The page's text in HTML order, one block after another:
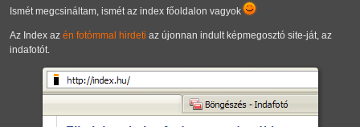
Ismét megcsináltam, ismét az index főoldalon vagyok
Az Index az én fotómmal hirdeti az újonnan indult képmegosztó site-ját, az
indafotót.